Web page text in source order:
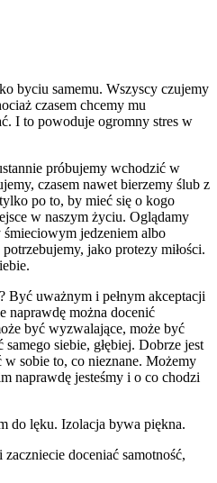
byciu samemu. Wszyscy czujemy
czasem chcemy mu
I to powoduje ogromny stres w
próbujemy wchodzić w
czasem nawet bierzemy ślub z
po to, by mieć się o kogo
w naszym życiu. Oglądamy
jedzeniem albo
jako protezy miłości.
Być uważnym i pełnym akceptacji
naprawdę można docenić
być wyzwalające, może być
siebie, głębiej. Dobrze jest
w sobie to, co nieznane. Możemy
naprawdę jesteśmy i o co chodzi
do lęku. Izolacja bywa piękna.
doceniać samotność,